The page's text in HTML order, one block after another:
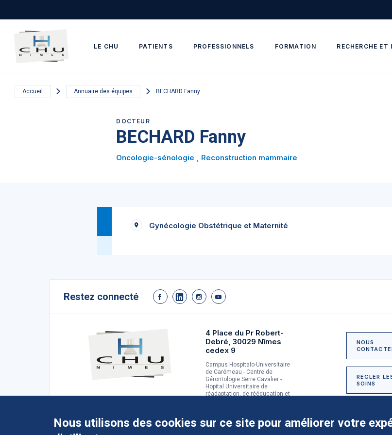
LE CHU PATIENTS PROFESSIONNELS FORMATION RECHERCHE
Accueil Annuaire des équipes BECHARD Fanny
DOCTEUR
BECHARD Fanny
Oncologie-sénologie Reconstruction mammaire
Gynécologie Obstétrique et Maternité
Restez connecté
4 Place du Pr Robert-
Debré, 30029 Nîmes
cedex 9
Campus Hospitalo-Universitaire
de Carémeau - Centre de
Gérontologie Serre Cavalier -
Hopital Universitaire de
réadaptation, de rééducation et
NOUS
RÉGLER
SOINS
Nous utilisons des cookies sur ce site pour améliorer votre